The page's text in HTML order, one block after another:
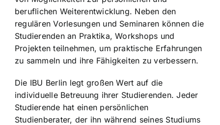
beruflichen Weiterentwicklung. Neben den
regulären Vorlesungen und Seminaren können die
Studierenden an Praktika, Workshops und
Projekten teilnehmen, um praktische Erfahrungen
zu sammeln und ihre Fähigkeiten zu verbessern.
Die IBU Berlin legt großen Wert auf die
individuelle Betreuung ihrer Studierenden. Jeder
Studierende hat einen persönlichen
Studienberater, der ihn während seines Studiums